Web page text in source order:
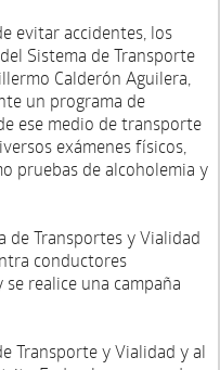
evitar accidentes, los
Sistema de Transporte
Calderón Aguilera,
un programa de
ese medio de transporte
exámenes físicos,
pruebas de alcoholemia y
de Transportes y Vialidad
conductores
realice una campaña
Transporte y Vialidad y al